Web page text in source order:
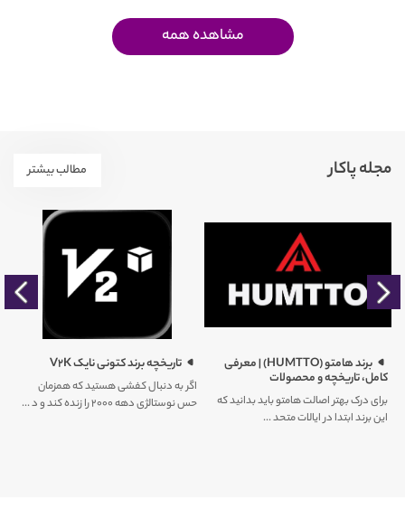
مشاهده همه
مجله پاکار مطالب بیشتر
برند هامتو (HUMTTO) | معرفی
کامل، تاریخچه و محصولات
برای درک بهتر اصالت هامتو باید بدانید که
این برند ابتدا در ایالات متحد ...
تاریخچه برند کتونی نایک V2K
اگر به دنبال کفشی هستید که همزمان
حس نوستالژی دهه ۲۰۰۰ را زنده کند و د ...